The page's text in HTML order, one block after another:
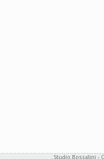
Studio Bossalini -